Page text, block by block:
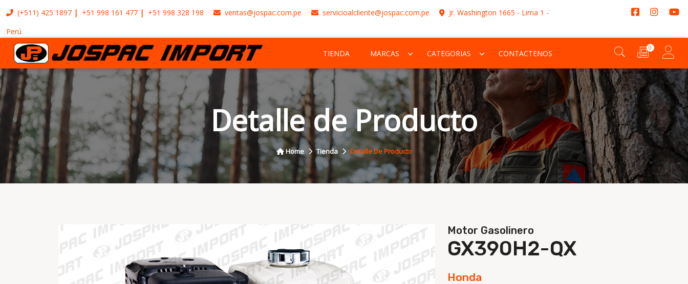
(+511) 425 1897 +51 998 161 477 +51 998 328 198 ventas@jospac.com.pe servicioalcliente@jospac.com.pe
Jr. Washington 1665 - Lima 1 -
Perú
TIENDA MARCAS CATEGORIAS CONTACTENOS
0
Detalle de Producto
Home Tienda Detalle De Producto
Motor Gasolinero
GX390H2-QX
Honda